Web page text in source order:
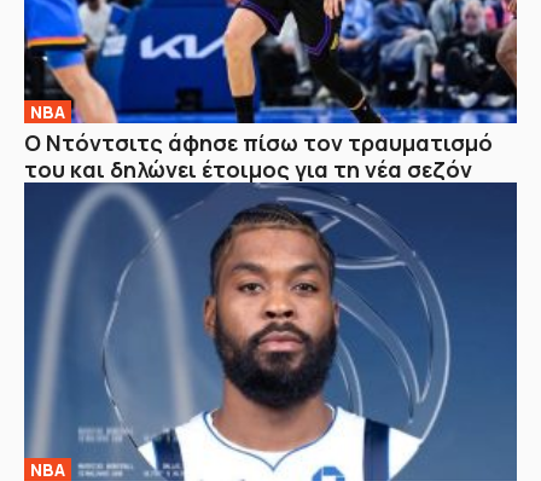
NBA
Ο Ντόντσιτς άφησε πίσω τον τραυματισμό
του και δηλώνει έτοιμος για τη νέα σεζόν
NBA